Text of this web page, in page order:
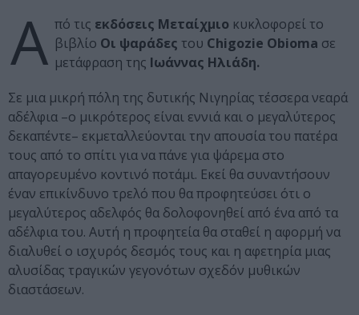
Α πό τις εκδόσεις Μεταίχμιο κυκλοφορεί το
βιβλίο Οι ψαράδες του Chigozie Obioma σε
μετάφραση της Ιωάννας Ηλιάδη.
Σε μια μικρή πόλη της δυτικής Νιγηρίας τέσσερα νεαρά
αδέλφια –ο μικρότερος είναι εννιά και ο μεγαλύτερος
δεκαπέντε– εκμεταλλεύονται την απουσία του πατέρα
τους από το σπίτι για να πάνε για ψάρεμα στο
απαγορευμένο κοντινό ποτάμι. Εκεί θα συναντήσουν
έναν επικίνδυνο τρελό που θα προφητεύσει ότι ο
μεγαλύτερος αδελφός θα δολοφονηθεί από ένα από τα
αδέλφια του. Αυτή η προφητεία θα σταθεί η αφορμή να
διαλυθεί ο ισχυρός δεσμός τους και η αφετηρία μιας
αλυσίδας τραγικών γεγονότων σχεδόν μυθικών
διαστάσεων.